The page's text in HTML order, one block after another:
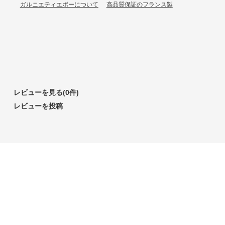
ガルニエティエボーについて 高品質保証のフランス製
レビューを見る(0件)
レビューを投稿